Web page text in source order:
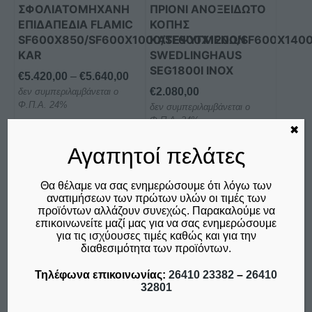
ΣΦΟΛΙΑΤΟΜΗΧΑΝΗ
ΕΠΙΔΑΠΕΔΙΑ FLAMIC
SF600Χ850/SF600Χ1000/SF600Χ1200/
KAR
€5.420,00 – €5.640,00 Price
range:
€5.420,00
δεν συμπεριλαμβάνεται ο
Φ.Π.Α. 24%
Επιλογή
μπορούν
να
επιλεγούν
στη
σελίδα
του
προϊόντος
ΠΡΙΟΝΙ ΑΝΟΞΕΙΔΩΤΟ
ΚΟΠΗΣ
ΚΑΤΕΨΥΓΜΕΝΩΝ
SWEDLINGHAUS
SEG1800I INOX
€2.080,00
δεν συμπεριλαμβάνεται ο
Φ.Π.Α. 24%
Προσθήκη στο καλάθι
Αυτό
προϊόν
έχει
Αγαπητοί πελάτες
Θα θέλαμε να σας ενημερώσουμε ότι λόγω των
ανατιμήσεων των πρώτων υλών οι τιμές των
προϊόντων αλλάζουν συνεχώς. Παρακαλούμε να
επικοινωνείτε μαζί μας για να σας ενημερώσουμε
για τις ισχύουσες τιμές καθώς και για την
διαθεσιμότητα των προϊόντων.
Τηλέφωνα επικοινωνίας: 26410 23382 – 26410
32801
✖